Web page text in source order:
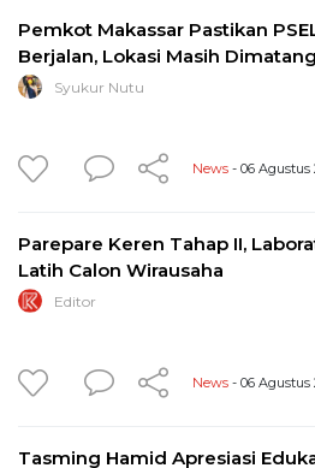
Pemkot Makassar Pastikan
Berjalan, Lokasi Masih
Syukur Nutu
News - 06 Agustus
Parepare Keren Tahap II,
Latih Calon Wirausaha
Editor
News - 06 Agustus
Tasming Hamid Apresiasi